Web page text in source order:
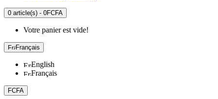
0 article(s) - 0FCFA
Votre panier est vide!
Français
English
Français
FCFA